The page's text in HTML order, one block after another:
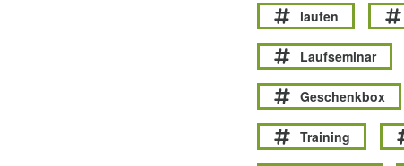
laufen
Laufseminar
Geschenkbox
Training